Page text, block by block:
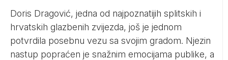
Doris Dragović, jedna od najpoznatijih splitskih i
hrvatskih glazbenih zvijezda, još je jednom
potvrdila posebnu vezu sa svojim gradom. Njezin
nastup popraćen je snažnim emocijama publike, a